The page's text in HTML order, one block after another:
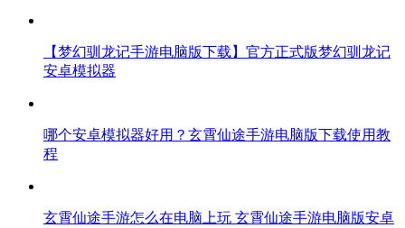
【梦幻驯龙记手游电脑版下载】官方正式版梦幻驯龙记
安卓模拟器
哪个安卓模拟器好用？玄霄仙途手游电脑版下载使用教
程
玄霄仙途手游怎么在电脑上玩 玄霄仙途手游电脑版安卓